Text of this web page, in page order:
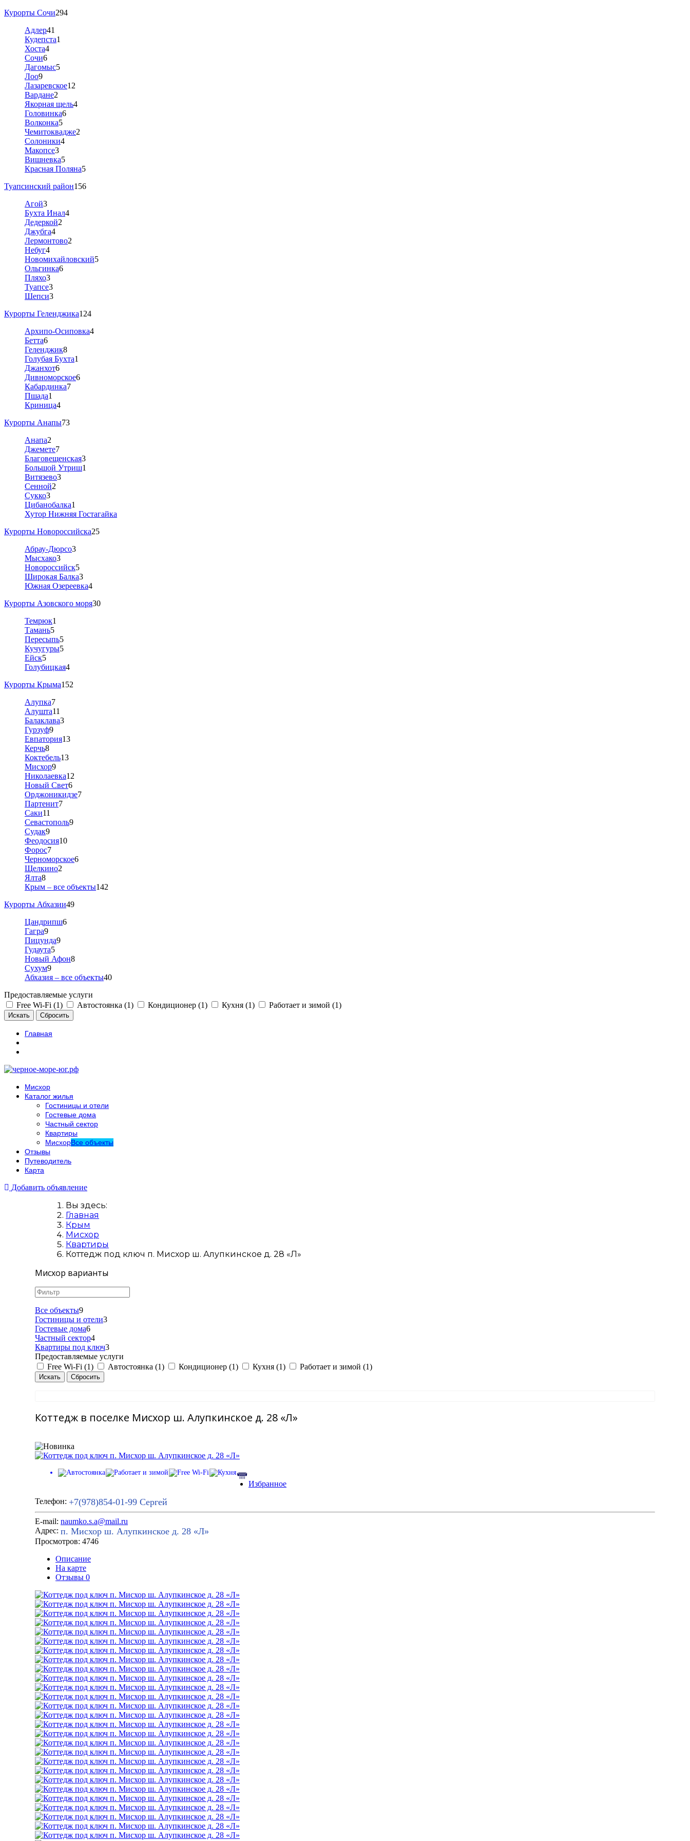
Курорты Сочи294
Адлер41
Кудепста1
Хоста4
Сочи6
Дагомыс5
Лоо9
Лазаревское12
Вардане2
Якорная щель4
Головинка6
Волконка5
Чемитоквадже2
Солоники4
Макопсе3
Вишневка5
Красная Поляна5
Туапсинский район156
Агой3
Бухта Инал4
Дедеркой2
Джубга4
Лермонтово2
Небуг4
Новомихайловский5
Ольгинка6
Пляхо3
Туапсе3
Шепси3
Курорты Геленджика124
Архипо-Осиповка4
Бетта6
Геленджик8
Голубая Бухта1
Джанхот6
Дивноморское6
Кабардинка7
Пшада1
Криница4
Курорты Анапы73
Анапа2
Джемете7
Благовещенская3
Большой Утриш1
Витязево3
Сенной2
Сукко3
Цибанобалка1
Хутор Нижняя Гостагайка
Курорты Новороссийска25
Абрау-Дюрсо3
Мысхако3
Новороссийск5
Широкая Балка3
Южная Озереевка4
Курорты Азовского моря30
Темрюк1
Тамань5
Пересыпь5
Кучугуры5
Ейск5
Голубицкая4
Курорты Крыма152
Алупка7
Алушта11
Балаклава3
Гурзуф9
Евпатория13
Керчь8
Коктебель13
Мисхор9
Николаевка12
Новый Свет6
Орджоникидзе7
Партенит7
Саки11
Севастополь9
Судак9
Феодосия10
Форос7
Черноморское6
Щелкино2
Ялта8
Крым – все объекты142
Курорты Абхазии49
Цандрипш6
Гагра9
Пицунда9
Гудаута5
Новый Афон8
Сухум9
Абхазия – все объекты40
Предоставляемые услуги
Free Wi-Fi (1)
Автостоянка (1) Кондиционер (1) Кухня (1) Работает и зимой (1)
Главная
Мисхор
Каталог жилья
Гостиницы и отели
Гостевые дома
Частный сектор
Квартиры
МисхорВсе объекты
Отзывы
Путеводитель
Карта
Добавить объявление
Вы здесь:
Главная
Крым
Мисхор
Квартиры
Коттедж под ключ п. Мисхор ш. Алупкинское д. 28 «Л»
Мисхор варианты
Все объекты9
Гостиницы и отели3
Гостевые дома6
Частный сектор4
Квартиры под ключ3
Предоставляемые услуги
Free Wi-Fi (1)
Автостоянка (1) Кондиционер (1) Кухня (1) Работает и зимой (1)
Коттедж в поселке Мисхор ш. Алупкинское д. 28 «Л»
Избранное
Телефон: +7(978)854-01-99 Сергей
E-mail: naumko.s.a@mail.ru
Адрес: п. Мисхор ш. Алупкинское д. 28 «Л»
Просмотров: 4746
Описание
На карте
Отзывы 0